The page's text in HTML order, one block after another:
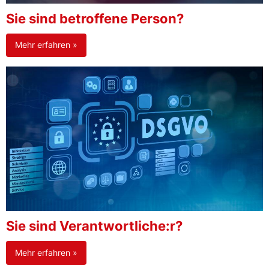
Sie sind betroffene Person?
Mehr erfahren »
Sie sind Verantwortliche:r?
Mehr erfahren »